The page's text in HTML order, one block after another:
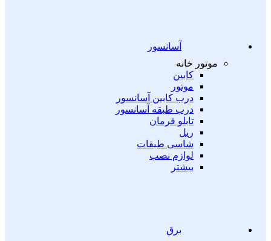
آسانسور
موتور خانه
کابین
موتور
درب کابین آسانسور
درب طبقه آسانسور
تابلو فرمان
ریل
شاسی طبقات
لوازم نصب
بیشتر
برق